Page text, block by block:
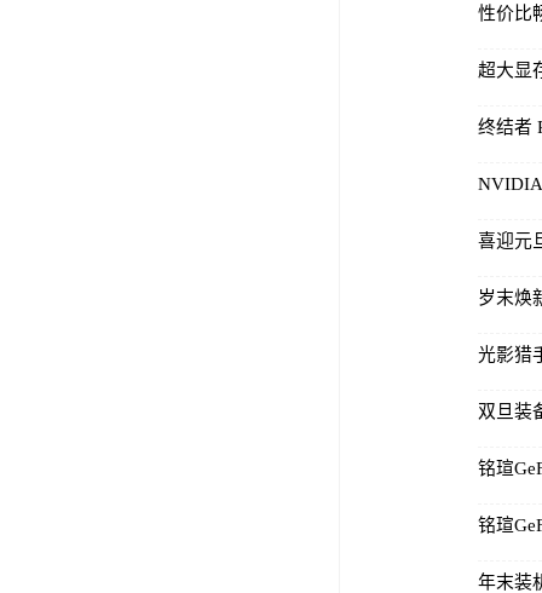
超大显
终结者
喜迎元
年末装